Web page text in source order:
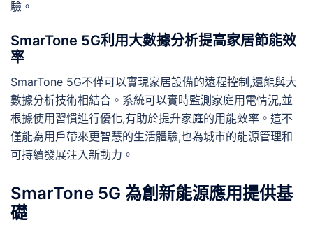
驗。
SmarTone 5G利用大數據分析提高家居節能效
率
SmarTone 5G不僅可以實現家居設備的遠程控制,還能與大
數據分析技術相結合。系統可以實時監測家庭用電情況,並
根據使用習慣進行優化,有助於提升家庭的用能效率。這不
僅能為用戶帶來更智慧的生活體驗,也為城市的能源管理和
可持續發展注入新動力。
SmarTone 5G 為創新能源應用提供基
礎